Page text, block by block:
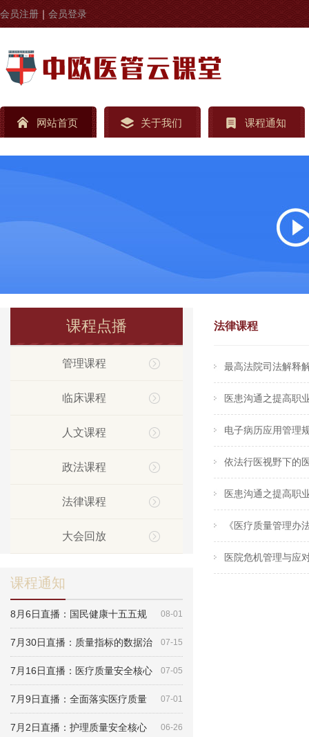
会员注册 ｜ 会员登录
网站首页 关于我们 课程通知
课程点播
管理课程
临床课程
人文课程
政法课程
法律课程
大会回放
课程通知
8月6日直播：国民健康十五五规 08-01
7月30日直播：质量指标的数据治 07-15
7月16日直播：医疗质量安全核心 07-05
7月9日直播：全面落实医疗质量 07-01
7月2日直播：护理质量安全核心 06-26
法律课程
最高法院司法解释
医患沟通之提高职
电子病历应用管理
依法行医视野下的
医患沟通之提高职
《医疗质量管理办
医院危机管理与应